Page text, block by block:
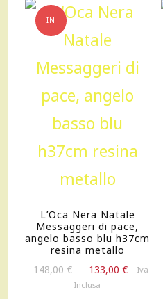
IN
OFFERTA!
L’Oca Nera Natale
Messaggeri di pace,
angelo basso blu h37cm
resina metallo
148,00€
prezzo
133,00€
IlIva
Inclusa